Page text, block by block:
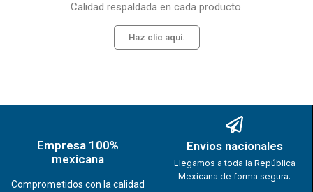
Calidad respaldada en cada producto.
Haz clic aquí.
Empresa 100%
mexicana
Comprometidos con la calidad
Envios nacionales
Llegamos a toda la República
Mexicana de forma segura.